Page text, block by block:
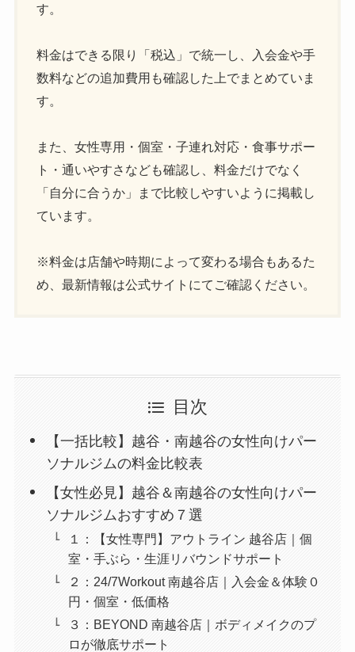
す。
料金はできる限り「税込」で統一し、入会金や手
数料などの追加費用も確認した上でまとめていま
す。
また、女性専用・個室・子連れ対応・食事サポー
ト・通いやすさなども確認し、料金だけでなく
「自分に合うか」まで比較しやすいように掲載し
ています。
※料金は店舗や時期によって変わる場合もあるた
め、最新情報は公式サイトにてご確認ください。
目次
【一括比較】越谷・南越谷の女性向けパー
ソナルジムの料金比較表
【女性必見】越谷＆南越谷の女性向けパー
ソナルジムおすすめ７選
１：【女性専門】アウトライン 越谷店｜個
室・手ぶら・生涯リバウンドサポート
２：24/7Workout 南越谷店｜入会金＆体験０
円・個室・低価格
３：BEYOND 南越谷店｜ボディメイクのプ
ロが徹底サポート